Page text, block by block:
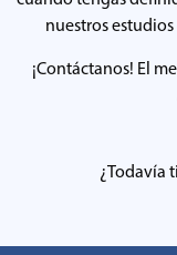
nuestros
¡Contáctanos! El
¿Todavía